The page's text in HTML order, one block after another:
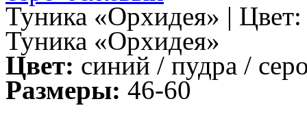
Туника «Орхидея» |
Туника «Орхидея»
Цвет: синий / пудра /
Размеры: 46-60